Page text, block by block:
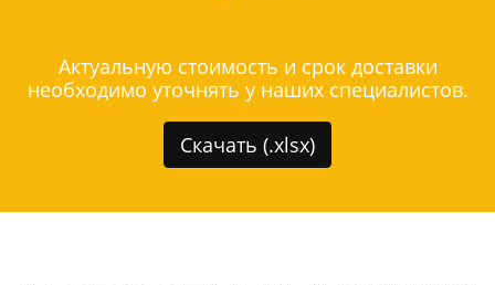
Актуальную стоимость и срок доставки
необходимо уточнять у наших специалистов.
Скачать (.xlsx)